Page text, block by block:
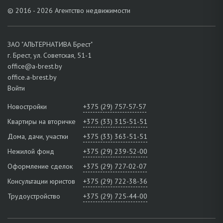
© 2016 - 2026 Агентство недвижимости
ЗАО "АЛЬТЕРНАТИВА Брест"
г. Брест, ул. Советская, 51-1
office@a-brest.by
office.a-brest.by
Войти
Новостройки
+375 (29) 757-57-57
Квартиры на вторичке
+375 (33) 315-51-51
Дома, дачи, участки
+375 (33) 363-51-51
Нежилой фонд
+375 (29) 239-52-00
Оформление сделок
+375 (29) 727-02-07
Консультации юристов
+375 (29) 722-38-36
Трудоустройство
+375 (29) 725-44-00